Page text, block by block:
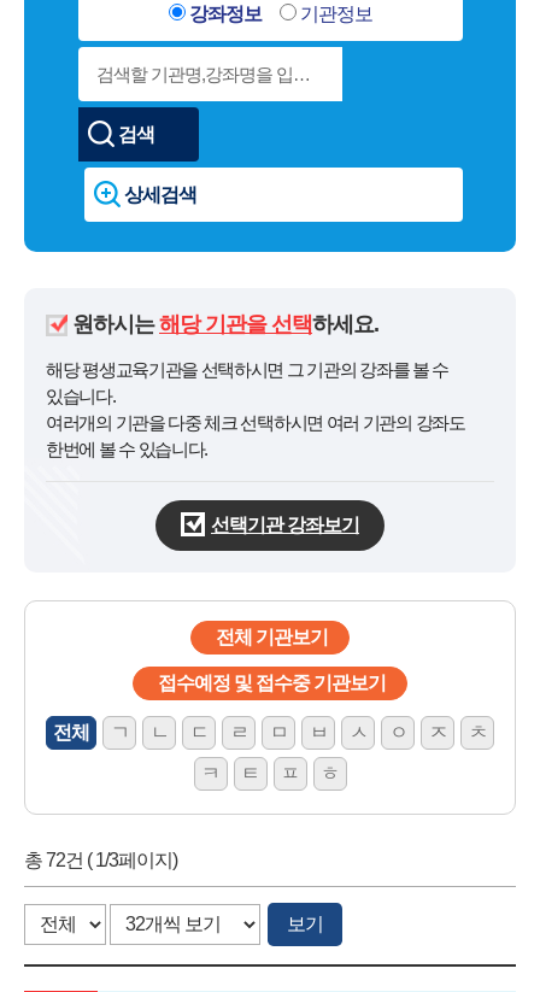
강좌정보 기관정보
검색
상세검색
원하시는해당 기관을 선택하세요.
해당 평생교육기관을 선택하시면 그 기관의 강좌를 볼 수
있습니다.
여러개의 기관을 다중 체크 선택하시면 여러 기관의 강좌도
한번에 볼 수 있습니다.
선택기관 강좌보기
전체 기관보기
접수예정 및 접수중 기관보기
전체 ㄱ ㄴ ㄷ ㄹ ㅁ ㅂ ㅅ ㅇ ㅈ
ㅊ
ㅋ
ㅌ ㅍ ㅎ
총 72건 ( 1/3페이지)
보기